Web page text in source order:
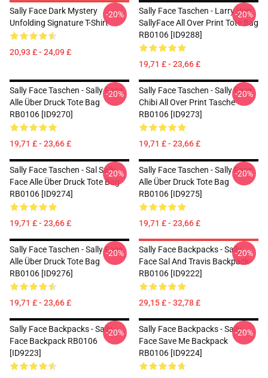
Sally Face Dark Mystery
Unfolding Signature T-Shirt
20,93 £ - 24,09 £
-20%
Sally Face Taschen - Larry Von
SallyFace All Over Print Tote Bag
RB0106 [ID9288]
19,71 £ - 23,66 £
-20%
Sally Face Taschen - Sally Face
Alle Über Druck Tote Bag
RB0106 [ID9270]
19,71 £ - 23,66 £
-20%
Sally Face Taschen - Sally Face
Chibi All Over Print Tasche
RB0106 [ID9273]
19,71 £ - 23,66 £
-20%
Sally Face Taschen - Sal Sally
Face Alle Über Druck Tote Bag
RB0106 [ID9274]
19,71 £ - 23,66 £
-20%
Sally Face Taschen - Sally Face
Alle Über Druck Tote Bag
RB0106 [ID9275]
19,71 £ - 23,66 £
-20%
Sally Face Taschen - Sally Face
Alle Über Druck Tote Bag
RB0106 [ID9276]
19,71 £ - 23,66 £
-20%
Sally Face Backpacks - Sally
Face Sal And Travis Backpack
RB0106 [ID9222]
29,15 £ - 32,78 £
-20%
Sally Face Backpacks - Sally
Face Backpack RB0106
[ID9223]
-20%
Sally Face Backpacks - Sally
Face Save Me Backpack
RB0106 [ID9224]
-20%